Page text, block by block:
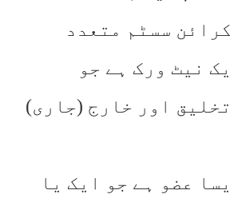
سسٹم متعدد
نیٹ ورک ہے جو
اور خارج (جاری)
عضو ہے جو ایک یا